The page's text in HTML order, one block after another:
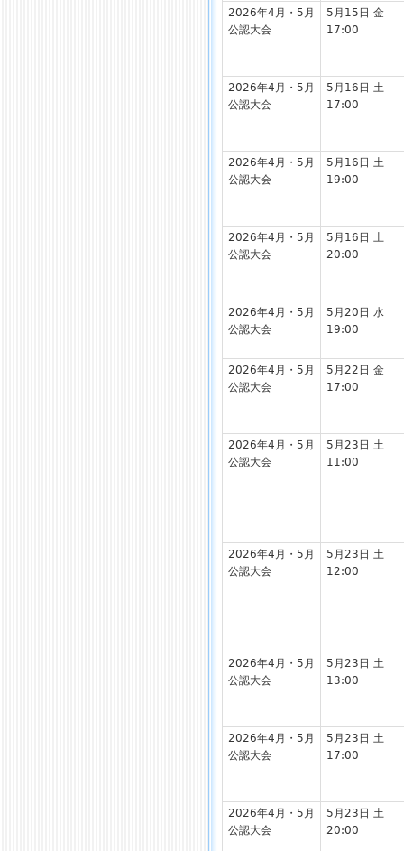
2026年4月・5月
公認大会
5月15日 金
17:00
2026年4月・5月
公認大会
5月16日 土
17:00
2026年4月・5月
公認大会
5月16日 土
19:00
2026年4月・5月
公認大会
5月16日 土
20:00
2026年4月・5月
公認大会
5月20日 水
19:00
2026年4月・5月
公認大会
5月22日 金
17:00
2026年4月・5月
公認大会
5月23日 土
11:00
2026年4月・5月
公認大会
5月23日 土
12:00
2026年4月・5月
公認大会
5月23日 土
13:00
2026年4月・5月
公認大会
5月23日 土
17:00
2026年4月・5月
公認大会
5月23日 土
20:00